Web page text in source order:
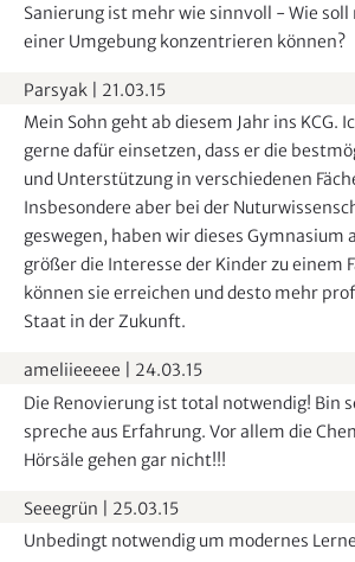
Sanierung ist mehr wie sinnvoll - Wie soll
einer Umgebung konzentrieren können?
Parsyak
21.03.15
Mein Sohn geht ab diesem Jahr ins KCG.
gerne dafür einsetzen, dass er die
und Unterstützung in verschiedenen
Insbesondere aber bei der
geswegen, haben wir dieses Gymnasium
größer die Interesse der Kinder zu einem
können sie erreichen und desto mehr
Staat in der Zukunft.
ameliieeeee
24.03.15
Die Renovierung ist total notwendig! Bin
spreche aus Erfahrung. Vor allem die
Hörsäle gehen gar nicht!!!
Seeegrün
25.03.15
Unbedingt notwendig um modernes